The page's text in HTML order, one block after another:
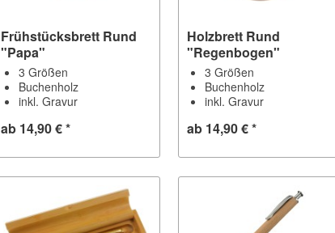
Frühstücksbrett Rund
"Papa"
3 Größen
Buchenholz
inkl. Gravur
ab 14,90 € *
Holzbrett Rund
"Regenbogen"
3 Größen
Buchenholz
inkl. Gravur
ab 14,90 € *